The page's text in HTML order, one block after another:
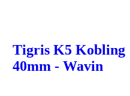
Tigris K5 Kobling
40mm - Wavin